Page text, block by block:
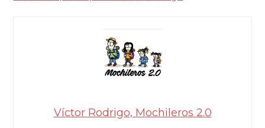
Víctor Rodrigo, Mochileros 2.0